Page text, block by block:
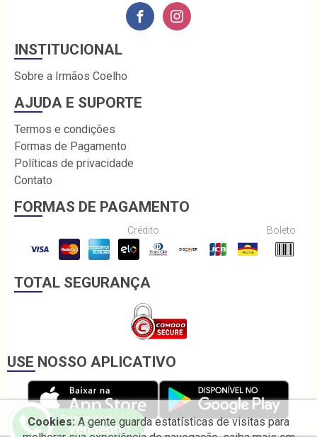
INSTITUCIONAL
Sobre a Irmãos Coelho
AJUDA E SUPORTE
Termos e condições
Formas de Pagamento
Políticas de privacidade
Contato
FORMAS DE PAGAMENTO
Crédito Boleto
TOTAL SEGURANÇA
USE NOSSO APLICATIVO
Cookies:A gente guarda estatísticas de visitas para